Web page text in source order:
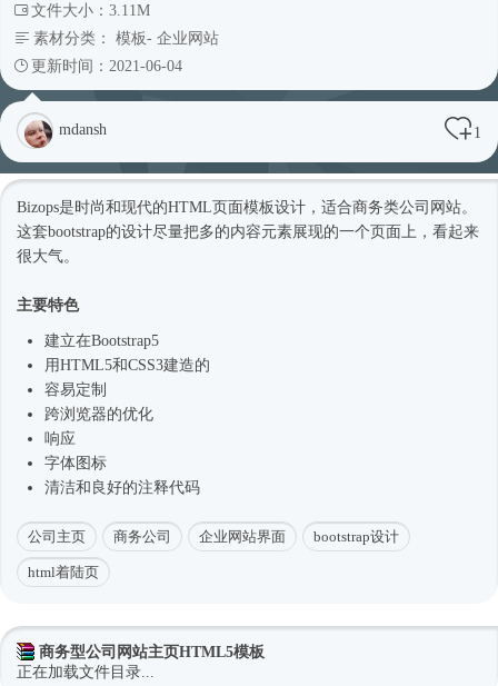
文件大小：3.11M
素材分类： 模板- 企业网站
更新时间：2021-06-04
mdansh 1
Bizops是 时尚和现代的HTML页面模板设计，适合商务类公司网站。
这套bootstrap的设计尽量把多的内容元素展现的一个页面上，看起来
很大气。
主要特色
建立在Bootstrap5
用HTML5和CSS3建造的
容易定制
跨浏览器的优化
响应
字体图标
清洁和良好的注释代码
公司主页 商务公司 企业网站界面 bootstrap设计
html着陆页
商务型公司网站主页HTML5模板
正在加载文件目录...